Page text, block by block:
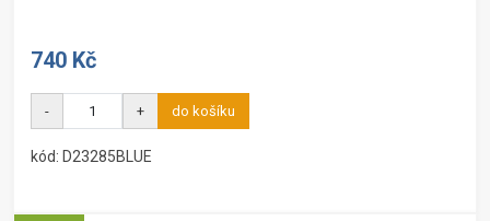
740 Kč
- + do košíku
kód: D23285BLUE